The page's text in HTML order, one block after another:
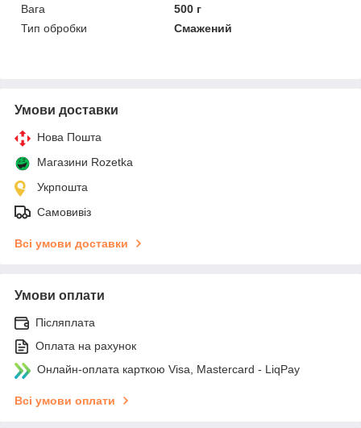
Вага
500 г
Тип обробки
Смажений
Умови доставки
Нова Пошта
Магазини Rozetka
Укрпошта
Самовивіз
Всі умови доставки
Умови оплати
Післяплата
Оплата на рахунок
Онлайн-оплата карткою Visa, Mastercard - LiqPay
Всі умови оплати